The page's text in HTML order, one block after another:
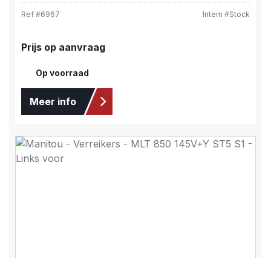
Ref #6967 Intern #Stock
Prijs op aanvraag
Op voorraad
Meer info